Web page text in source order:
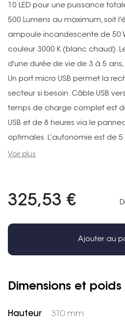
10 LED pour une puissance
500 Lumens au maximum, soit
ampoule incandescente de 50
couleur 3000 K (blanc chaud).
d'une durée de vie de 3 à 5
Un port micro USB permet la
secteur si besoin. Câble USB
temps de charge complet est
USB et de 8 heures via le
optimales. L’autonomie est de
Voir plus
325,53 €
Ajouter au
Dimensions et poids
Hauteur 310 mm